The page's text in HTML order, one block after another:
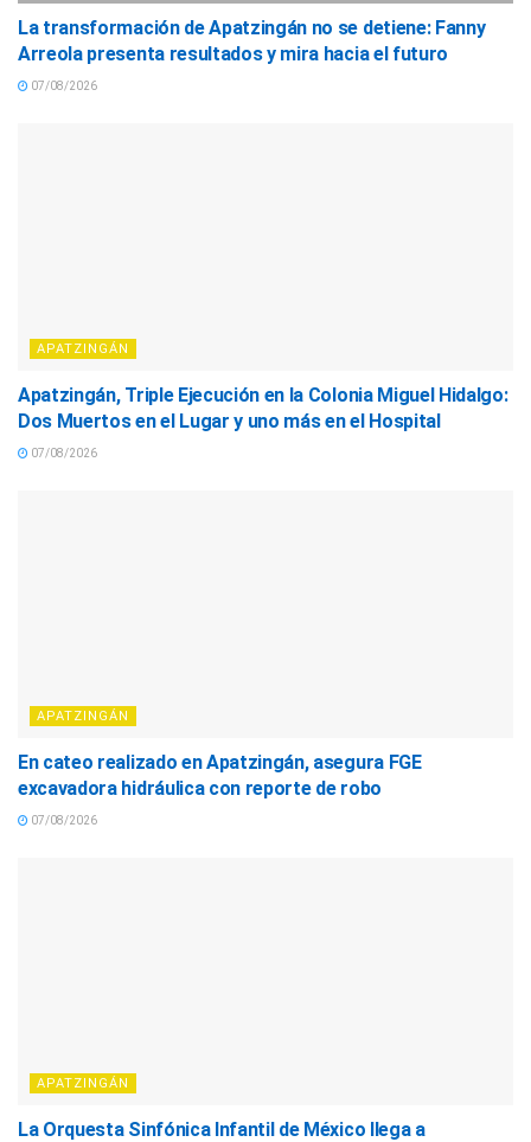
La transformación de Apatzingán no se detiene: Fanny
Arreola presenta resultados y mira hacia el futuro
07/08/2026
APATZINGÁN
Apatzingán, Triple Ejecución en la Colonia Miguel Hidalgo:
Dos Muertos en el Lugar y uno más en el Hospital
07/08/2026
APATZINGÁN
En cateo realizado en Apatzingán, asegura FGE
excavadora hidráulica con reporte de robo
07/08/2026
APATZINGÁN
La Orquesta Sinfónica Infantil de México llega a